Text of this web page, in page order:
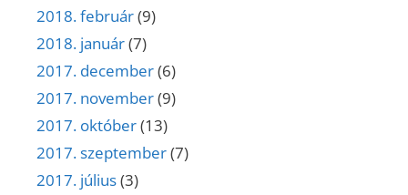
2018. február(9)
2018. január(7)
2017. december(6)
2017. november(9)
2017. október(13)
2017. szeptember(7)
2017. július(3)